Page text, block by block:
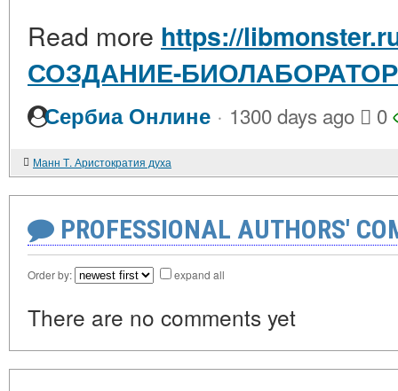
Read more https://
СОЗДАНИЕ-
Сербиа Онлине · 1300 days ago 0
Манн Т. Аристократия духа
PROFESSIONAL AUTHORS'
Order by: expand all
There are no comments yet